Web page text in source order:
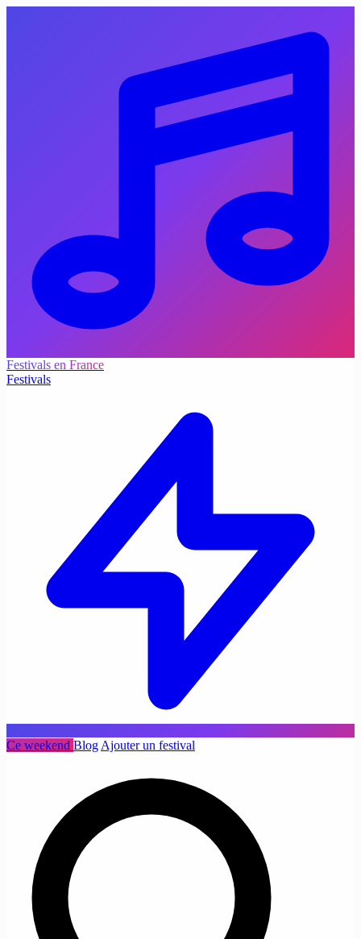
Festivals en France
Festivals
Ce weekend Blog Ajouter un festival